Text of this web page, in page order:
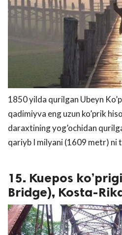
1850 yilda qurilgan Ubeyn
qadimiyva eng uzun ko’prik
daraxtining yog’ochidan
qariyb I milyani (1609 metr) ni
15. Kuepos
Bridge), Kosta-